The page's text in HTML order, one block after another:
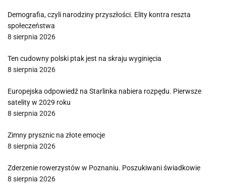
Demografia, czyli narodziny przyszłości. Elity kontra reszta
społeczeństwa
8 sierpnia 2026
Ten cudowny polski ptak jest na skraju wyginięcia
8 sierpnia 2026
Europejska odpowiedź na Starlinka nabiera rozpędu. Pierwsze
satelity w 2029 roku
8 sierpnia 2026
Zimny prysznic na złote emocje
8 sierpnia 2026
Zderzenie rowerzystów w Poznaniu. Poszukiwani świadkowie
8 sierpnia 2026